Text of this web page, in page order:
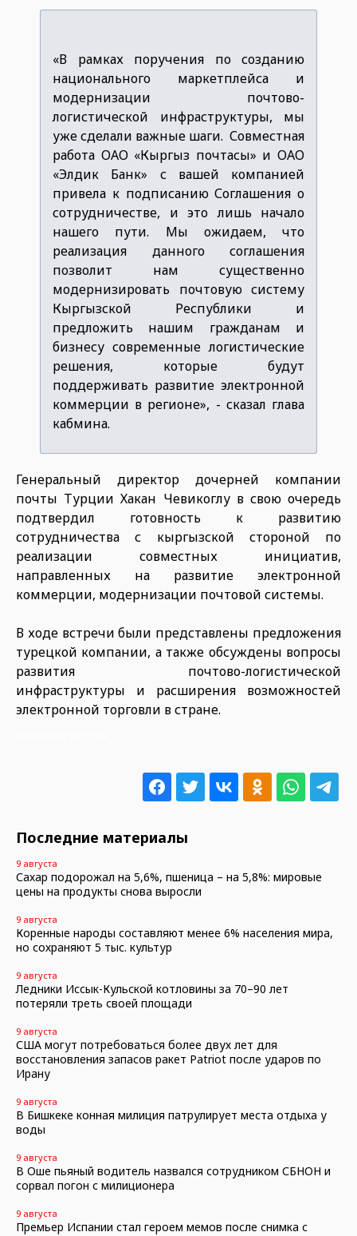
«В рамках поручения по созданию
национального маркетплейса и
модернизации почтово-
логистической инфраструктуры, мы
уже сделали важные шаги. Совместная
работа ОАО «Кыргыз почтасы» и ОАО
«Элдик Банк» с вашей компанией
привела к подписанию Соглашения о
сотрудничестве, и это лишь начало
нашего пути. Мы ожидаем, что
реализация данного соглашения
позволит нам существенно
модернизировать почтовую систему
Кыргызской Республики и
предложить нашим гражданам и
бизнесу современные логистические
решения, которые будут
поддерживать развитие электронной
коммерции в регионе», - сказал глава
кабмина.
Генеральный директор дочерней компании
почты Турции Хакан Чевикоглу в свою очередь
подтвердил готовность к развитию
сотрудничества с кыргызской стороной по
реализации совместных инициатив,
направленных на развитие электронной
коммерции, модернизации почтовой системы.
В ходе встречи были представлены предложения
турецкой компании, а также обсуждены вопросы
развития почтово-логистической
инфраструктуры и расширения возможностей
электронной торговли в стране.
Последние материалы
9 августа
Сахар подорожал на 5,6%, пшеница – на 5,8%: мировые
цены на продукты снова выросли
9 августа
Коренные народы составляют менее 6% населения мира,
но сохраняют 5 тыс. культур
9 августа
Ледники Иссык-Кульской котловины за 70–90 лет
потеряли треть своей площади
9 августа
США могут потребоваться более двух лет для
восстановления запасов ракет Patriot после ударов по
Ирану
9 августа
В Бишкеке конная милиция патрулирует места отдыха у
воды
9 августа
В Оше пьяный водитель назвался сотрудником СБНОН и
сорвал погон с милиционера
9 августа
Премьер Испании стал героем мемов после снимка с